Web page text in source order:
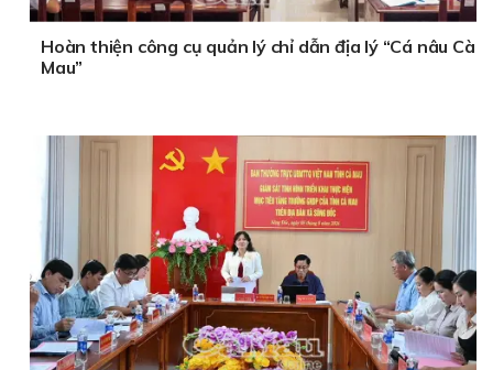
Hoàn thiện công cụ quản lý chỉ dẫn địa lý “Cá nâu Cà
Mau”